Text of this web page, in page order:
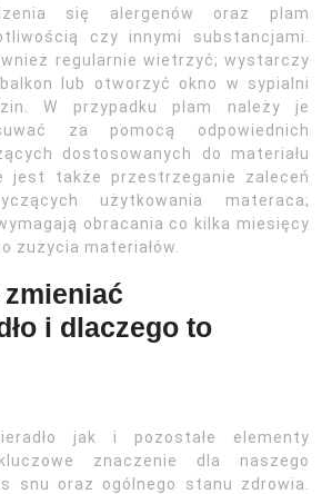
się alergenów oraz plam
czy innymi substancjami.
regularnie wietrzyć; wystarczy
lub otworzyć okno w sypialni
W przypadku plam należy je
za pomocą odpowiednich
dostosowanych do materiału
jest także przestrzeganie zaleceń
użytkowania materaca;
obracania co kilka miesięcy
zużycia materiałów.
i dlaczego to
jak i pozostałe elementy
znaczenie dla naszego
snu oraz ogólnego stanu zdrowia.